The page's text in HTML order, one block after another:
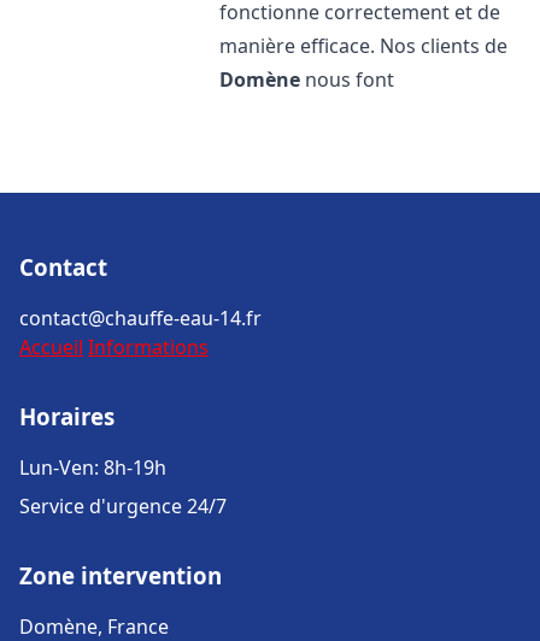
fonctionne correctement et de
manière efficace. Nos clients de
Domène nous font
Contact
contact@chauffe-eau-14.fr
Accueil Informations
Horaires
Lun-Ven: 8h-19h
Service d'urgence 24/7
Zone intervention
Domène, France